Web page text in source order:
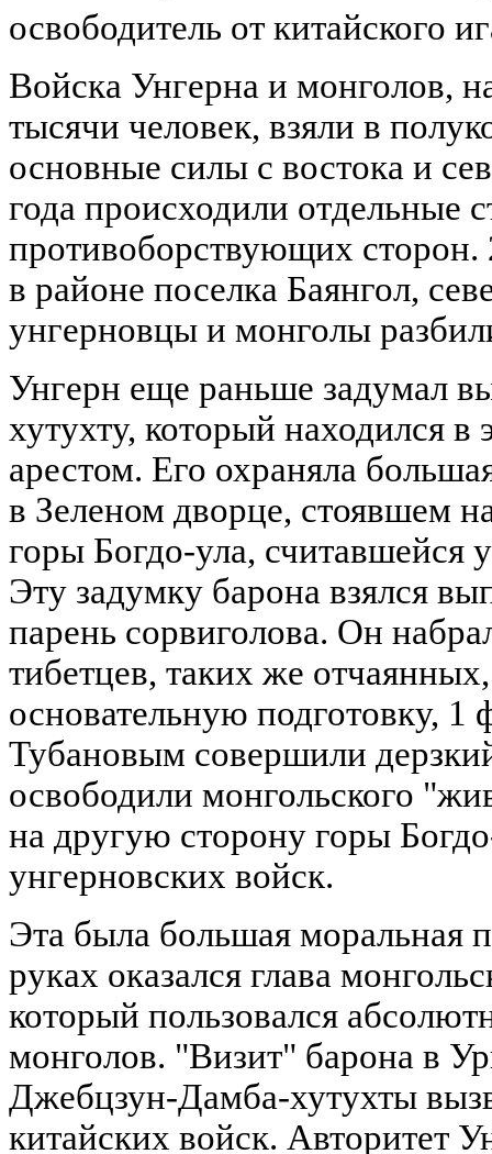
освободитель от китайского
Войска Унгерна и монголов,
тысячи человек, взяли в
основные силы с востока и
года происходили отдельные
противоборствующих
в районе поселка Баянгол,
унгерновцы и монголы
Унгерн еще раньше задумал
хутухту, который находился
арестом. Его охраняла
в Зеленом дворце, стоявшем
горы Богдо-ула, считавшейся
Эту задумку барона взялся
парень сорвиголова. Он
тибетцев, таких же
основательную подготовку, 1
Тубановым совершили
освободили монгольского
на другую сторону горы
унгерновских войск.
Эта была большая моральная
руках оказался глава
который пользовался
монголов. "Визит" барона в
Джебцзун-Дамба-хутухты
китайских войск. Авторитет